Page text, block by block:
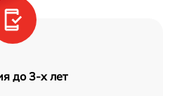
до 3-х лет